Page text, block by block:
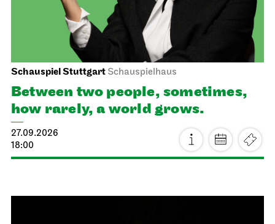
Schauspiel Stuttgart Schauspielhaus
Between two people, sometimes,
how rarely, a world grows.
27.09.2026
18:00